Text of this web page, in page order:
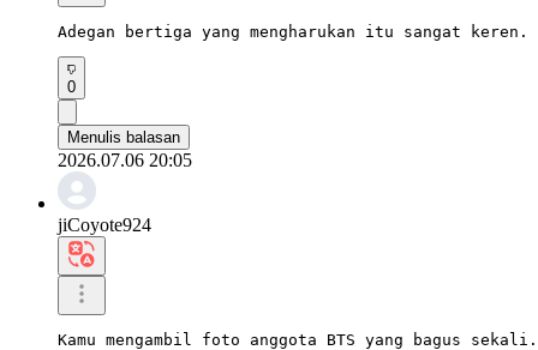
Adegan bertiga yang mengharukan itu sangat keren.
0
Menulis balasan
2026.07.06 20:05
jiCoyote924
Kamu mengambil foto anggota BTS yang bagus